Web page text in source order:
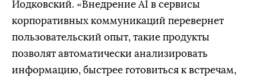
Иодковский. «Внедрение AI в сервисы
корпоративных коммуникаций перевернет
пользовательский опыт, такие продукты
позволят автоматически анализировать
информацию, быстрее готовиться к встречам,